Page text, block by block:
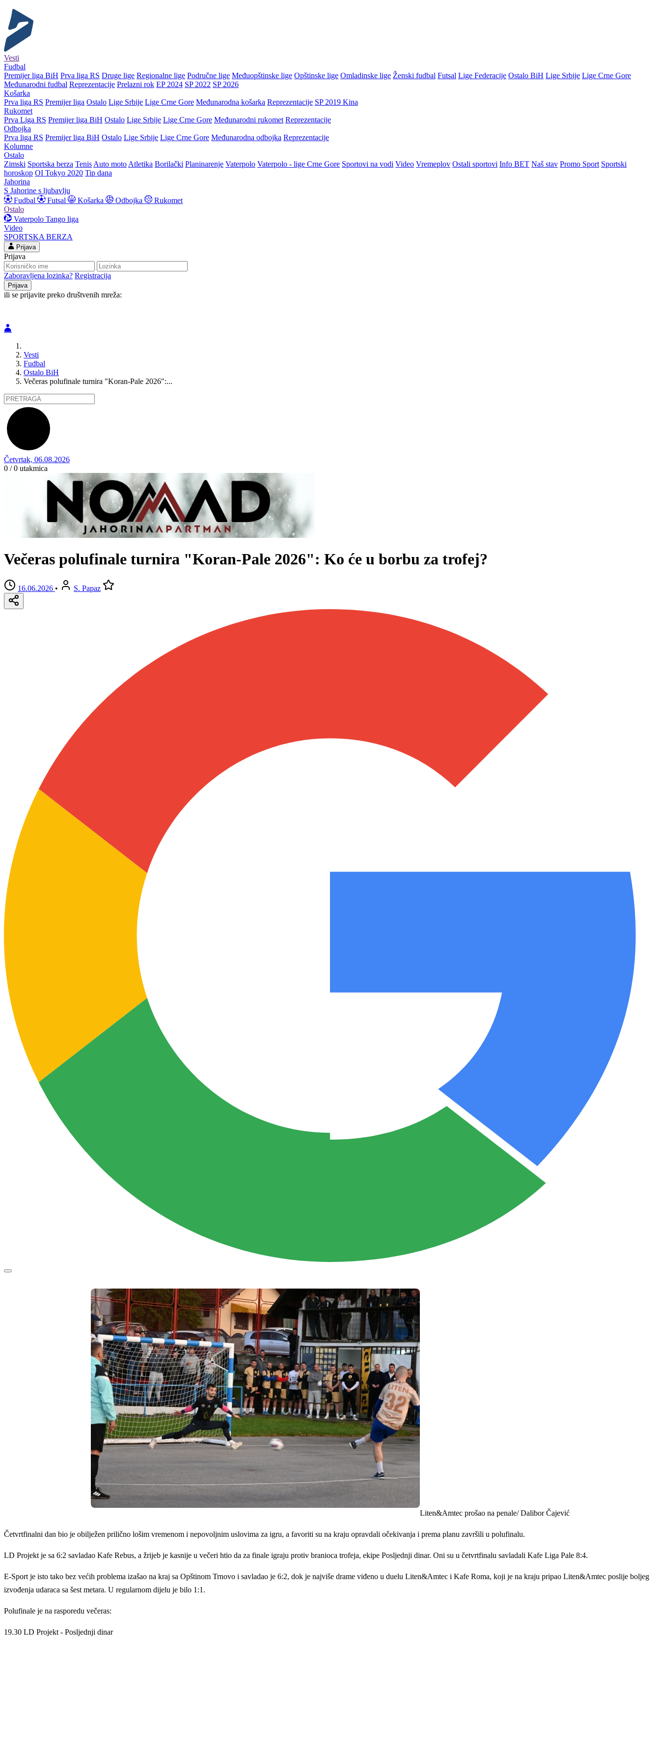
Vesti
Fudbal
Premijer liga BiH Prva liga RS Druge lige Regionalne lige Područne lige Međuopštinske lige Opštinske lige Omladinske lige Ženski fudbal Futsal Lige Federacije Ostalo BiH Lige Srbije Lige Crne Gore
Međunarodni fudbal Reprezentacije Prelazni rok EP 2024 SP 2022 SP 2026
Košarka
Prva liga RS Premijer liga Ostalo Lige Srbije Lige Crne Gore Međunarodna košarka Reprezentacije SP 2019 Kina
Rukomet
Prva Liga RS Premijer liga BiH Ostalo Lige Srbije Lige Crne Gore Međunarodni rukomet Reprezentacije
Odbojka
Prva liga RS Premijer liga BiH Ostalo Lige Srbije Lige Crne Gore Međunarodna odbojka Reprezentacije
Kolumne
Ostalo
Zimski Sportska berza Tenis Auto moto Atletika Borilački Planinarenje Vaterpolo Vaterpolo - lige Crne Gore Sportovi na vodi Video Vremeplov Ostali sportovi Info BET Naš stav Promo Sport Sportski
horoskop OI Tokyo 2020 Tip dana
Jahorina
S Jahorine s ljubavlju
Fudbal
Futsal Košarka Odbojka
Rukomet
Ostalo
Vaterpolo Tango liga
Video
SPORTSKA BERZA
Prijava
Prijava
Zaboravljena lozinka? Registracija
ili se prijavite preko društvenih mreža:
Vesti
Fudbal
Ostalo BiH
Večeras polufinale turnira "Koran-Pale 2026":...
Četvrtak, 06.08.2026
0 / 0 utakmica
Večeras polufinale turnira "Koran-Pale 2026": Ko će u borbu za trofej?
16.06.2026 • S. Papaz
Liten&Amtec prošao na penale/ Dalibor Čajević
Četvrtfinalni dan bio je obilježen prilično lošim vremenom i nepovoljnim uslovima za igru, a favoriti su na kraju opravdali očekivanja i prema planu završili u polufinalu.
LD Projekt je sa 6:2 savladao Kafe Rebus, a žrijeb je kasnije u večeri htio da za finale igraju protiv branioca trofeja, ekipe Posljednji dinar. Oni su u četvrtfinalu savladali Kafe Liga Pale 8:4.
E-Sport je isto tako bez većih problema izašao na kraj sa Opštinom Trnovo i savladao je 6:2, dok je najviše drame viđeno u duelu Liten&Amtec i Kafe Roma, koji je na kraju pripao Liten&Amtec poslije boljeg
izvođenja udaraca sa šest metara. U regularnom dijelu je bilo 1:1.
Polufinale je na rasporedu večeras:
19.30 LD Projekt - Posljednji dinar